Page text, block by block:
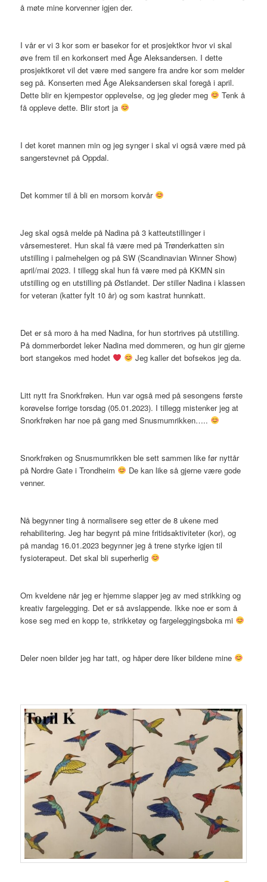
å møte mine korvenner igjen der.
I vår er vi 3 kor som er basekor for et prosjektkor hvor vi skal
øve frem til en korkonsert med Åge Aleksandersen. I dette
prosjektkoret vil det være med sangere fra andre kor som melder
seg på. Konserten med Åge Aleksandersen skal foregå i april.
Dette blir en kjempestor opplevelse, og jeg gleder meg
Tenk å
få oppleve dette. Blir stort ja
I det koret mannen min og jeg synger i skal vi også være med på
sangerstevnet på Oppdal.
Det kommer til å bli en morsom korvår
Jeg skal også melde på Nadina på 3 katteutstillinger i
vårsemesteret. Hun skal få være med på Trønderkatten sin
utstilling i palmehelgen og på SW (Scandinavian Winner Show)
april/mai 2023. I tillegg skal hun få være med på KKMN sin
utstilling og en utstilling på Østlandet. Der stiller Nadina i klassen
for veteran (katter fylt 10 år) og som kastrat hunnkatt.
Det er så moro å ha med Nadina, for hun stortrives på utstilling.
På dommerbordet leker Nadina med dommeren, og hun gir gjerne
bort stangekos med hodet
Jeg kaller det bofsekos jeg da.
Litt nytt fra Snorkfrøken. Hun var også med på sesongens første
korøvelse forrige torsdag (05.01.2023). I tillegg mistenker jeg at
Snorkfrøken har noe på gang med Snusmumrikken…..
Snorkfrøken og Snusmumrikken ble sett sammen like før nyttår
på Nordre Gate i Trondheim
De kan like så gjerne være gode
venner.
Nå begynner ting å normalisere seg etter de 8 ukene med
rehabilitering. Jeg har begynt på mine fritidsaktiviteter (kor), og
på mandag 16.01.2023 begynner jeg å trene styrke igjen til
fysioterapeut. Det skal bli superherlig
Om kveldene når jeg er hjemme slapper jeg av med strikking og
kreativ fargelegging. Det er så avslappende. Ikke noe er som å
kose seg med en kopp te, strikketøy og fargeleggingsboka mi
Deler noen bilder jeg har tatt, og håper dere liker bildene mine